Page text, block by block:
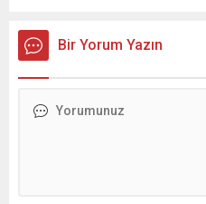
Bir Yorum Yazın